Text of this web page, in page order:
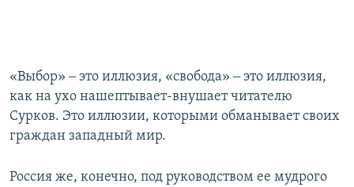
«Выбор» ‒ это иллюзия, «свобода» ‒ это иллюзия,
как на ухо нашептывает-внушает читателю
Сурков. Это иллюзии, которыми обманывает своих
граждан западный мир.
Россия же, конечно, под руководством ее мудрого